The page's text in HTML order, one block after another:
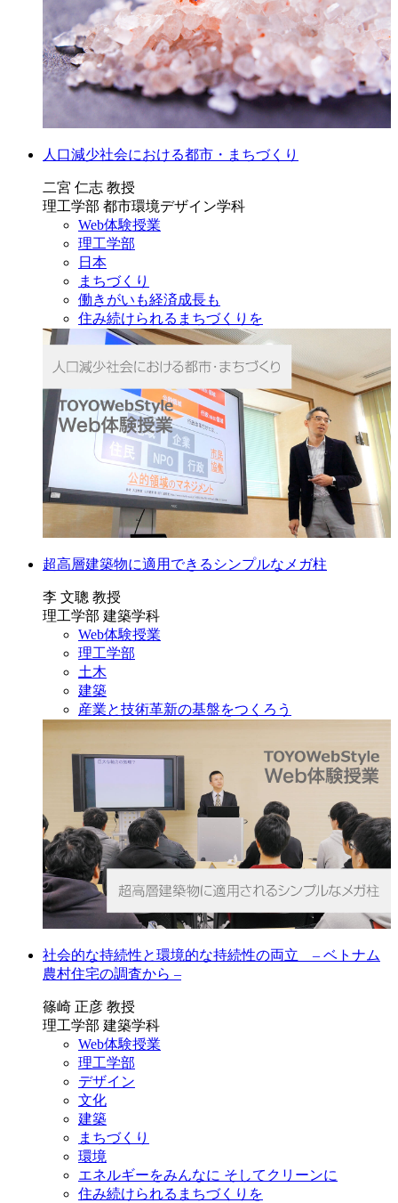
人口減少社会における都市・まちづくり
二宮 仁志 教授
理工学部 都市環境デザイン学科
Web体験授業
理工学部
日本
まちづくり
働きがいも経済成長も
住み続けられるまちづくりを
超高層建築物に適用できるシンプルなメガ柱
李 文聰 教授
理工学部 建築学科
Web体験授業
理工学部
土木
建築
産業と技術革新の基盤をつくろう
社会的な持続性と環境的な持続性の両立 – ベトナム
農村住宅の調査から –
篠崎 正彦 教授
理工学部 建築学科
Web体験授業
理工学部
デザイン
文化
建築
まちづくり
環境
エネルギーをみんなに そしてクリーンに
住み続けられるまちづくりを